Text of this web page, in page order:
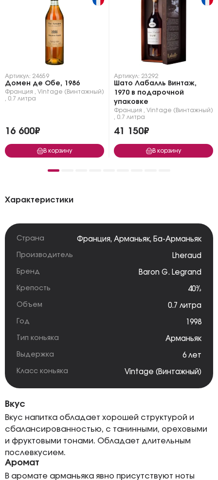
Артикул: 24659
Домен де Обе, 1986
Франция
Vintage (Винтажный)
0.7 литра
16 600₽
В корзину
Артикул: 23292
Шато Лабалль Винтаж,
1970 в подарочной
упаковке
Франция
Vintage (Винтажный)
0.7 литра
41 150₽
В корзину
Характеристики
Страна Франция, Арманьяк, Ба-Арманьяк
Производитель Lheraud
Бренд Baron G. Legrand
Крепость 40%
Объем 0.7 литра
Год 1998
Тип коньяка Арманьяк
Выдержка 6 лет
Класс коньяка Vintage (Винтажный)
Вкус
Вкус напитка обладает хорошей структурой и
сбалансированностью, с танинными, ореховыми
и фруктовыми тонами. Обладает длительным
послевкусием.
Аромат
В аромате арманьяка явно присутствуют ноты